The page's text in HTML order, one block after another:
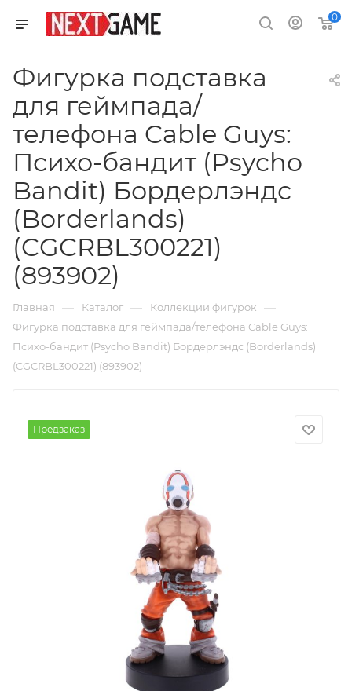
0
Фигурка подставка
для геймпада/
телефона Cable Guys:
Психо-бандит (Psycho
Bandit) Бордерлэндс
(Borderlands)
(CGCRBL300221)
(893902)
Главная — Каталог — Коллекции фигурок —
Фигурка подставка для геймпада/телефона Cable Guys:
Психо-бандит (Psycho Bandit) Бордерлэндс (Borderlands)
(CGCRBL300221) (893902)
Предзаказ